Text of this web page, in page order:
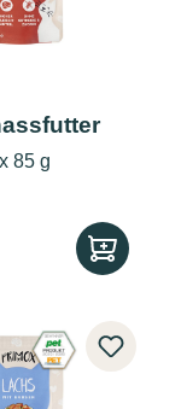
P...
85 g